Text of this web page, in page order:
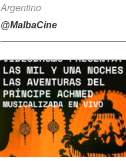
Argentino
@MalbaCine